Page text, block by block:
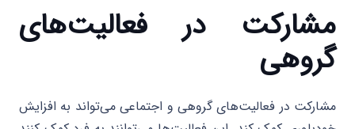
مشارکت در فعالیت‌های
گروهی
مشارکت در فعالیت‌های گروهی و اجتماعی می‌تواند به افزایش